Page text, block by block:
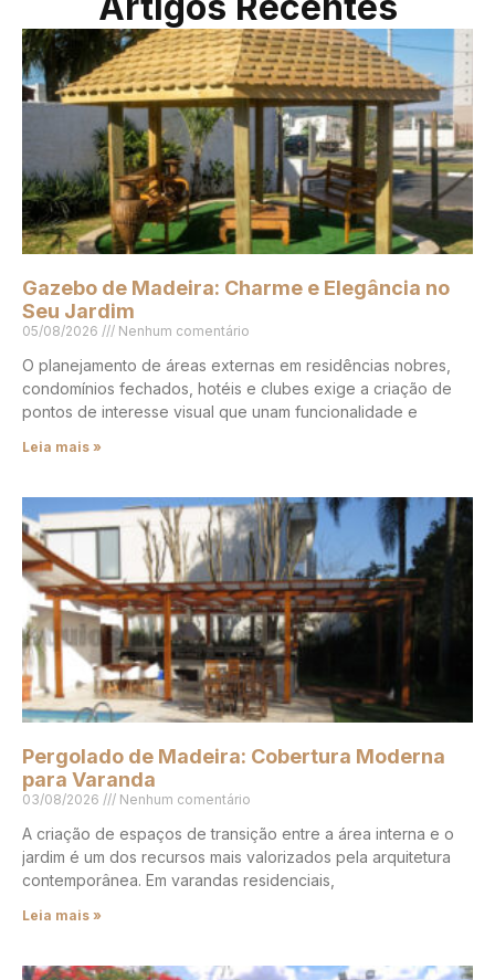
Gazebo de Madeira: Charme e Elegância no
Seu Jardim
05/08/2026 Nenhum comentário
O planejamento de áreas externas em residências nobres,
condomínios fechados, hotéis e clubes exige a criação de
pontos de interesse visual que unam funcionalidade e
Leia mais »
Pergolado de Madeira: Cobertura Moderna
para Varanda
03/08/2026 Nenhum comentário
A criação de espaços de transição entre a área interna e o
jardim é um dos recursos mais valorizados pela arquitetura
contemporânea. Em varandas residenciais,
Leia mais »